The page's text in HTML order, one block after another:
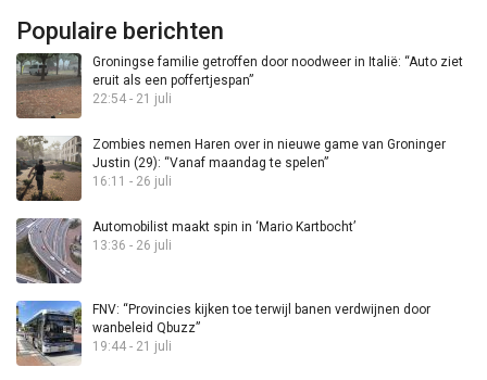
Populaire berichten
Groningse familie getroffen door noodweer in Italië: “Auto ziet
eruit als een poffertjespan”
22:54 - 21 juli
Zombies nemen Haren over in nieuwe game van Groninger
Justin (29): “Vanaf maandag te spelen”
16:11 - 26 juli
Automobilist maakt spin in ‘Mario Kartbocht’
13:36 - 26 juli
FNV: “Provincies kijken toe terwijl banen verdwijnen door
wanbeleid Qbuzz”
19:44 - 21 juli